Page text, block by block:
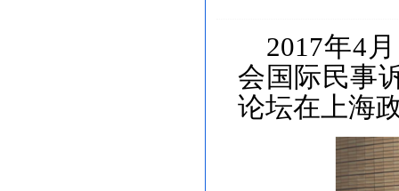
2017年4 月
会国际民事
论坛在上海